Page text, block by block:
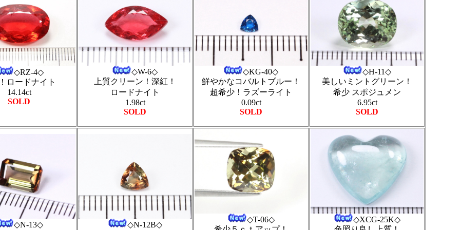
◇RZ-4◇
ロードナイト
14.14ct
SOLD
◇W-6◇
上質クリーン！深紅！
ロードナイト
1.98ct
SOLD
◇KG-40◇
鮮やかなコバルトブルー！
超希少！ラズーライト
0.09ct
SOLD
◇H-11◇
美しいミントグリーン！
希少 スポジュメン
6.95ct
SOLD
◇N-13◇ ◇N-12B◇
◇T-06◇
◇XCG-25K◇